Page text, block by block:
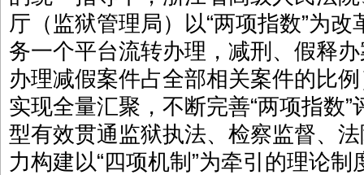
厅（监狱管理局）以“两项指数”为
务一个平台流转办理，减刑、假释
办理减假案件占全部相关案件的比
实现全量汇聚，不断完善“两项指数
型有效贯通监狱执法、检察监督、
力构建以“四项机制”为牵引的理论